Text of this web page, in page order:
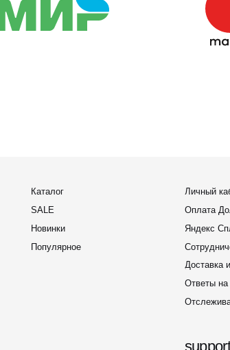
Доставка и оплата
Новинки
Популярное Сотрудничество